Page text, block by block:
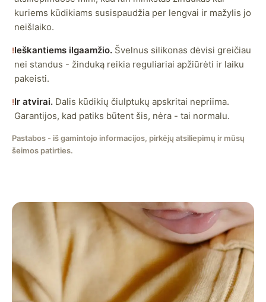
kuriems kūdikiams susispaudžia per lengvai ir mažylis jo
neišlaiko.
!Ieškantiems ilgaamžio. Švelnus silikonas dėvisi greičiau
nei standus - žinduką reikia reguliariai apžiūrėti ir laiku
pakeisti.
!Ir atvirai. Dalis kūdikių čiulptukų apskritai nepriima.
Garantijos, kad patiks būtent šis, nėra - tai normalu.
Pastabos - iš gamintojo informacijos, pirkėjų atsiliepimų ir mūsų
šeimos patirties.